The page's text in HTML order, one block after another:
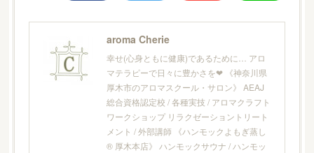
aroma Cherie
幸せ(心身ともに健康)であるために… アロ
マテラピーで日々に豊かさを❤︎ 《神奈川県
厚木市のアロマスクール・サロン》 AEAJ
総合資格認定校 / 各種実技 / アロマクラフト
ワークショップ リラクゼーショントリート
メント / 外部講師 《ハンモックよもぎ蒸し
® 厚木本店》 ハンモックサウナ / ハンモッ